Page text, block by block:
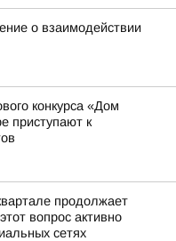
о взаимодействии
конкурса «Дом
приступают к
продолжает
вопрос активно
сетях